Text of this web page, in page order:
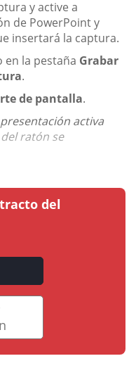
y active a
de PowerPoint y
insertará la captura.
en la pestaña Grabar
.
de pantalla.
activa
ratón se
del